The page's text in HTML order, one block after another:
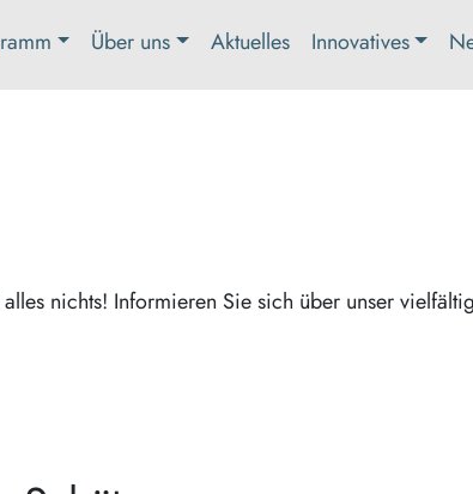
Über uns Aktuelles Innovatives
nichts! Informieren Sie sich über unser